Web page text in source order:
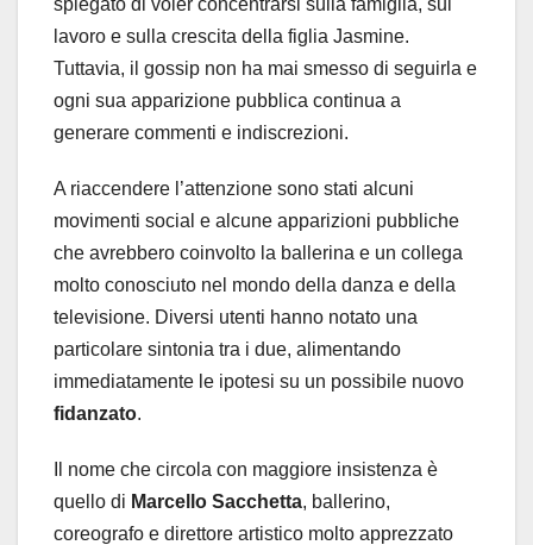
lavoro e sulla crescita della figlia Jasmine.
Tuttavia, il gossip non ha mai smesso di seguirla e
ogni sua apparizione pubblica continua a
generare commenti e indiscrezioni.
A riaccendere l’attenzione sono stati alcuni
movimenti social e alcune apparizioni pubbliche
che avrebbero coinvolto la ballerina e un collega
molto conosciuto nel mondo della danza e della
televisione. Diversi utenti hanno notato una
particolare sintonia tra i due, alimentando
immediatamente le ipotesi su un possibile nuovo
fidanzato.
Il nome che circola con maggiore insistenza è
quello di Marcello Sacchetta, ballerino,
coreografo e direttore artistico molto apprezzato